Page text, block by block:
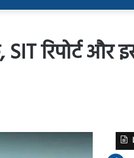
रिपोर्ट और